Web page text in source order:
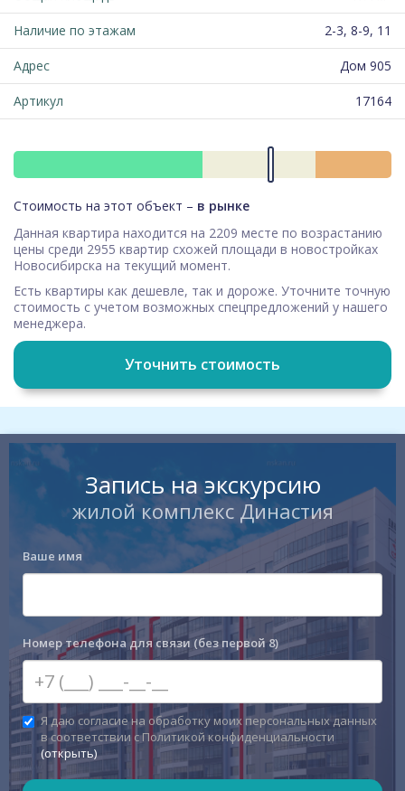
Наличие по этажам 2-3, 8-9, 11
Адрес Дом 905
Артикул 17164
Стоимость на этот объект – в рынке
Данная квартира находится на 2209 месте по возрастанию
цены среди 2955 квартир схожей площади в новостройках
Новосибирска на текущий момент.
Есть квартиры как дешевле, так и дороже. Уточните точную
стоимость с учетом возможных спецпредложений у нашего
менеджера.
Уточнить стоимость
Запись на экскурсию
жилой комплекс Династия
Ваше имя
Номер телефона для связи (без первой 8)
Я даю согласие на обработку моих персональных данных
в соответствии с Политикой конфиденциальности
(открыть)